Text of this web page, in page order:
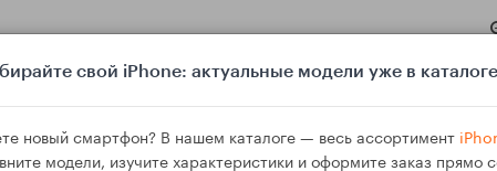
свой iPhone: актуальные модели уже в
новый смартфон? В нашем каталоге — весь ассортимент
модели, изучите характеристики и оформите заказ прямо